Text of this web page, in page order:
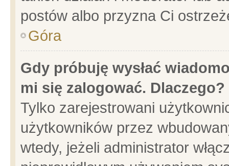
postów albo przyzna Ci
Góra
Gdy próbuję wysłać
mi się zalogować. Dlaczego?
Tylko zarejestrowani
użytkowników przez
wtedy, jeżeli administrator